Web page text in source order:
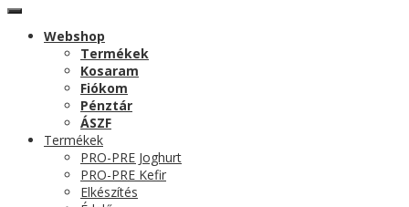
Webshop
Termékek
Kosaram
Fiókom
Pénztár
ÁSZF
Termékek
PRO-PRE Joghurt
PRO-PRE Kefir
Elkészítés